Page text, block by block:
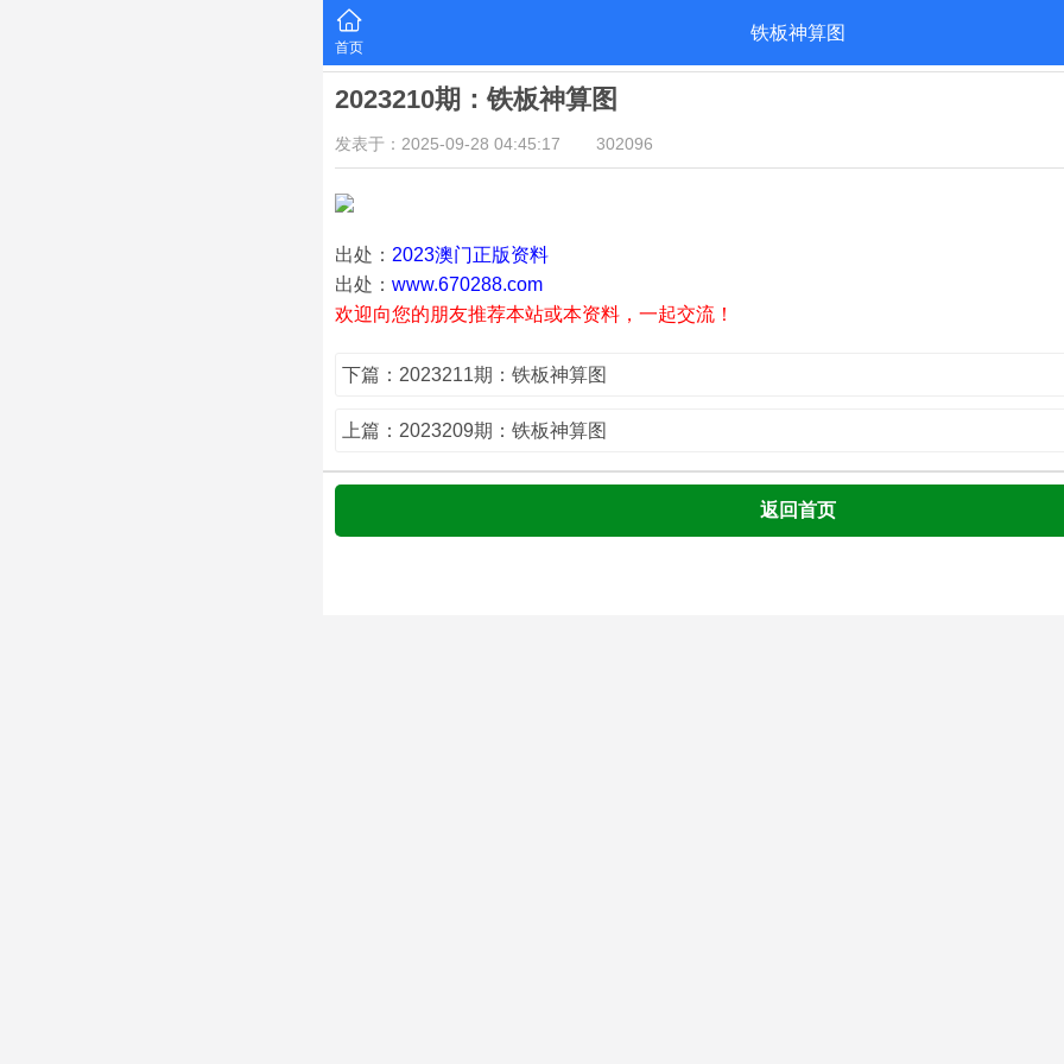
首页
铁板神算图
2023210期：铁板神算图
发表于：2025-09-28 04:45:17 302096
出处： 2023澳门正版资料
出处： www.670288.com
欢迎向您的朋友推荐本站或本资料，一起交流！
下篇：2023211期：铁板神算图
上篇：2023209期：铁板神算图
返回首页